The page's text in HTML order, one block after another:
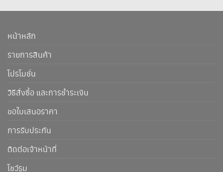
หน้าหลัก
รายการสินค้า
โปรโมชั่น
วิธีสั่งซื้อ และการชำระเงิน
ขอใบเสนอราคา
การรับประกัน
ติดต่อเจ้าหน้าที่
โชว์รูม